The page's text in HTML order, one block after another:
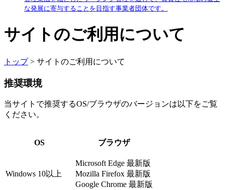
な発展に寄与することを目指す事業者団体です。
サイトのご利用について
トップ> サイトのご利用について
推奨環境
当サイトで推奨するOS/ブラウザのバージョンは以下をご覧
ください。
OS ブラウザ
Windows 10以上
Microsoft Edge 最新版
Mozilla Firefox 最新版
Google Chrome 最新版